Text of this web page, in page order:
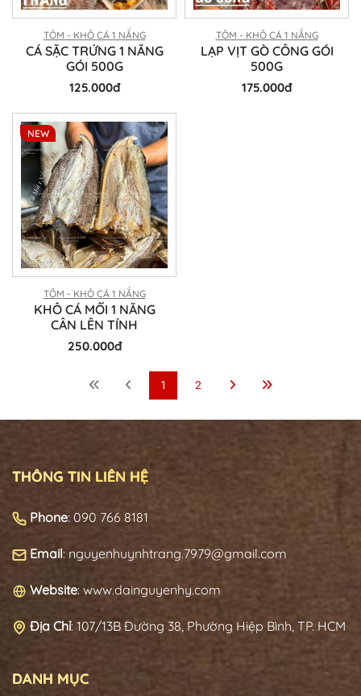
TÔM - KHÔ CÁ 1 NẮNG
CÁ SẶC TRỨNG 1 NẮNG
GÓI 500G
125.000đ
TÔM - KHÔ CÁ 1 NẮNG
LẠP VỊT GÒ CÔNG GÓI
500G
175.000đ
TÔM - KHÔ CÁ 1 NẮNG
KHÔ CÁ MỐI 1 NẮNG
CÂN LÊN TÍNH
250.000đ
NEW
1 2
THÔNG TIN LIÊN HỆ
Phone: 090 766 8181
Email: nguyenhuynhtrang.7979@gmail.com
Website: www.dainguyenhy.com
Địa Chỉ: 107/13B Đường 38, Phường Hiệp Bình, TP. HCM
DANH MỤC